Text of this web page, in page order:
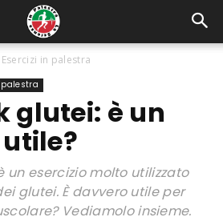
Esercizi in palestra
palestra
glutei: è un
un esercizio molto utilizzato
glutei. È davvero utile per
Vediamolo insieme.